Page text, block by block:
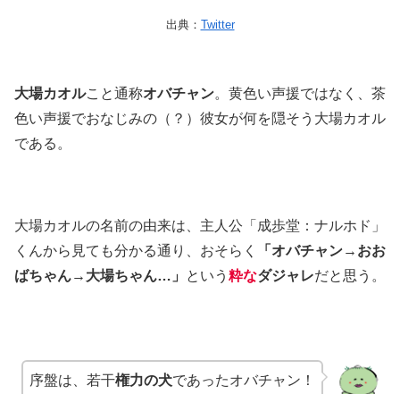
出典： Twitter
大場カオルこと通称オバチャン。黄色い声援ではなく、茶
色い声援でおなじみの（？）彼女が何を隠そう大場カオル
である。
大場カオルの名前の由来は、主人公「成歩堂：ナルホド」
くんから見ても分かる通り、おそらく
「オバチャン→おお
ばちゃん→大場ちゃん…」
という 粋なダジャレだと思う。
序盤は、若干権力の犬であったオバチャン！